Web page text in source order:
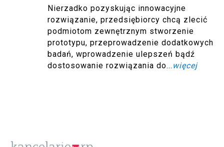
Nierzadko pozyskując innowacyjne
rozwiązanie, przedsiębiorcy chcą zlecić
podmiotom zewnętrznym stworzenie
prototypu, przeprowadzenie dodatkowych
badań, wprowadzenie ulepszeń bądź
dostosowanie rozwiązania do... więcej